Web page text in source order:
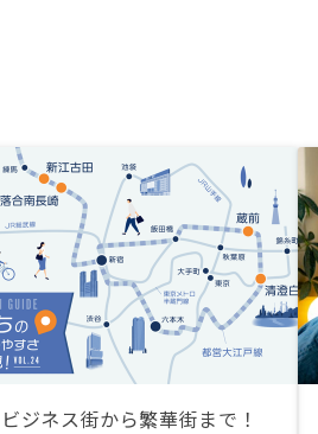
ビジネス街から繁華街まで！